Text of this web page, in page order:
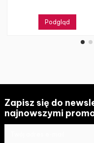
Podgląd
Zapisz się do
najnowszymi